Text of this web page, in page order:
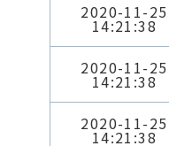
2020-11-25
14:21:38
2020-11-25
14:21:38
2020-11-25
14:21:38